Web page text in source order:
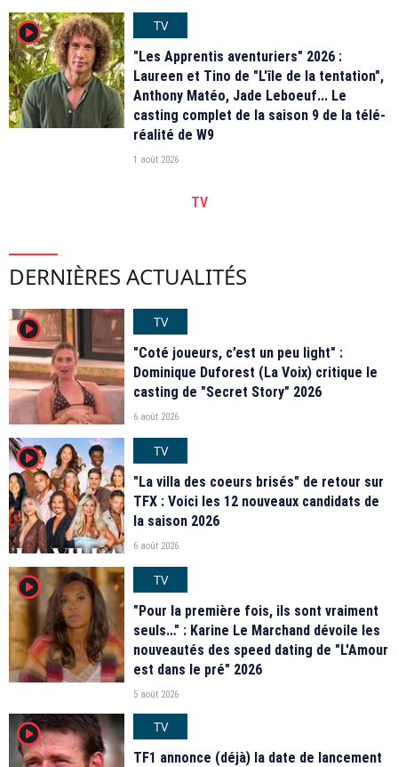
player2
TV
"Les Apprentis aventuriers" 2026 :
Laureen et Tino de "L'île de la tentation",
Anthony Matéo, Jade Leboeuf... Le
casting complet de la saison 9 de la télé-
réalité de W9
1 août 2026
TV
DERNIÈRES ACTUALITÉS
player2
TV
"Coté joueurs, c’est un peu light" :
Dominique Duforest (La Voix) critique le
casting de "Secret Story" 2026
6 août 2026
player2
TV
"La villa des coeurs brisés" de retour sur
TFX : Voici les 12 nouveaux candidats de
la saison 2026
6 août 2026
player2
TV
"Pour la première fois, ils sont vraiment
seuls…" : Karine Le Marchand dévoile les
nouveautés des speed dating de "L'Amour
est dans le pré" 2026
5 août 2026
player2
TV
TF1 annonce (déjà) la date de lancement